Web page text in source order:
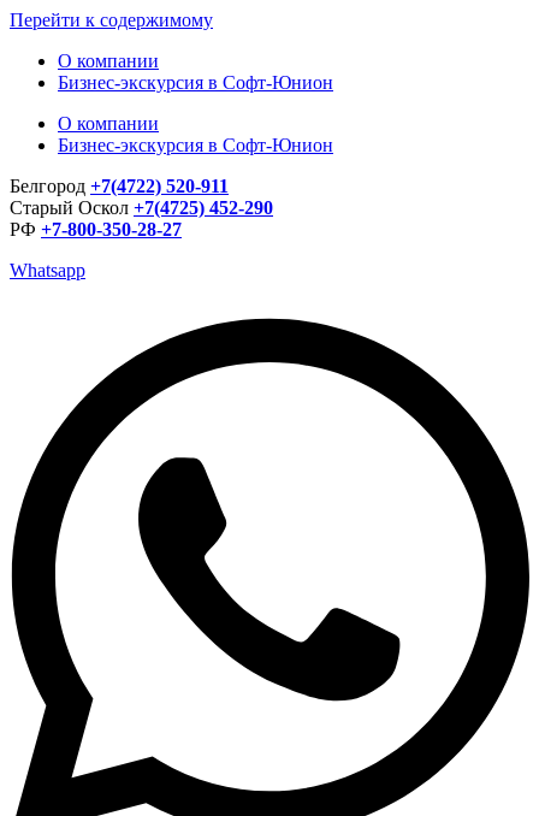
Перейти к содержимому
О компании
Бизнес-экскурсия в Софт-Юнион
О компании
Бизнес-экскурсия в Софт-Юнион
Белгород +7(4722) 520-911
Старый Оскол +7(4725) 452-290
РФ +7-800-350-28-27
Whatsapp